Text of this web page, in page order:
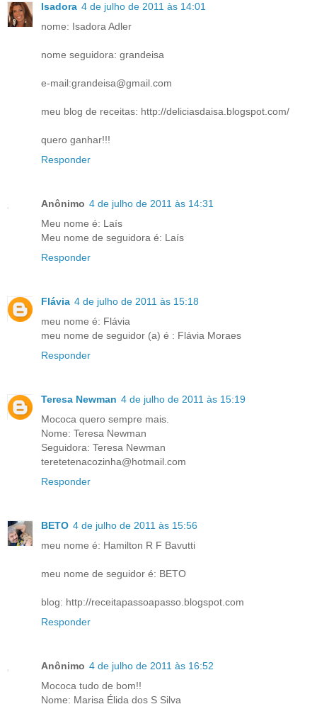
Isadora 4 de julho de 2011 às 14:01
nome: Isadora Adler
nome seguidora: grandeisa
e-mail:grandeisa@gmail.com
meu blog de receitas: http://deliciasdaisa.blogspot.com/
quero ganhar!!!
Responder
Anônimo 4 de julho de 2011 às 14:31
Meu nome é: Laís
Meu nome de seguidora é: Laís
Responder
Flávia 4 de julho de 2011 às 15:18
meu nome é: Flávia
meu nome de seguidor (a) é : Flávia Moraes
Responder
Teresa Newman 4 de julho de 2011 às 15:19
Mococa quero sempre mais.
Nome: Teresa Newman
Seguidora: Teresa Newman
teretetenacozinha@hotmail.com
Responder
BETO 4 de julho de 2011 às 15:56
meu nome é: Hamilton R F Bavutti
meu nome de seguidor é: BETO
blog: http://receitapassoapasso.blogspot.com
Responder
Anônimo 4 de julho de 2011 às 16:52
Mococa tudo de bom!!
Nome: Marisa Élida dos S Silva